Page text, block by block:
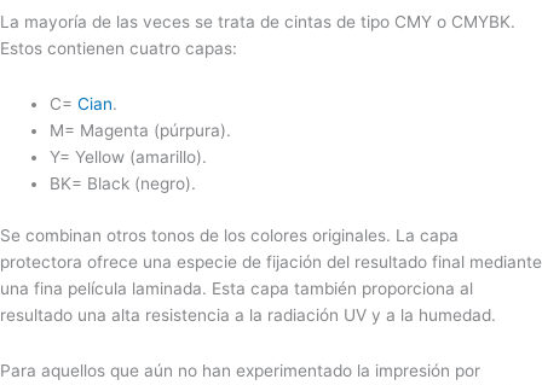
La mayoría de las veces se trata de cintas de tipo CMY o CMYBK.
Estos contienen cuatro capas:
C=Cian.
M= Magenta (púrpura).
Y= Yellow (amarillo).
BK= Black (negro).
Se combinan otros tonos de los colores originales. La capa
protectora ofrece una especie de fijación del resultado final mediante
una fina película laminada. Esta capa también proporciona al
resultado una alta resistencia a la radiación UV y a la humedad.
Para aquellos que aún no han experimentado la impresión por